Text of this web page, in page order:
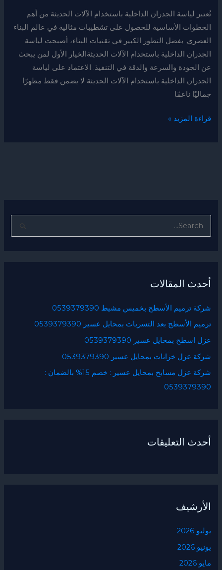
تُعتبر لياسة الجدران الداخلية باستخدام الآلات الحديثة من أهم
الخطوات الأساسية للحصول على تشطيبات مثالية في عالم البناء
العصري. بفضل التطور الكبير في تقنيات البناء، أصبحت لياسة
الجدران الداخلية باستخدام الآلات الحديثةالخيار الأول لمن يبحث
عن الجودة والسرعة والدقة في التنفيذ. الاعتماد على لياسة
الجدران الداخلية باستخدام الآلات الحديثة لا يضمن فقط مظهرًا
جماليًا ناعمًا
قراءة المزيد »
ث
ن
:
أحدث المقالات
شركة ترميم الأسطح بخميس مشيط 0539379390
ترميم الأسطح بعد التسربات بمحايل عسير 0539379390
عزل اسطح بمحايل عسير 0539379390
شركة عزل خزانات بمحايل عسير 0539379390
شركة عزل مسابح بمحايل عسير : خصم 15% بالضمان :
0539379390
أحدث التعليقات
الأرشيف
يوليو 2026
يونيو 2026
مايو 2026